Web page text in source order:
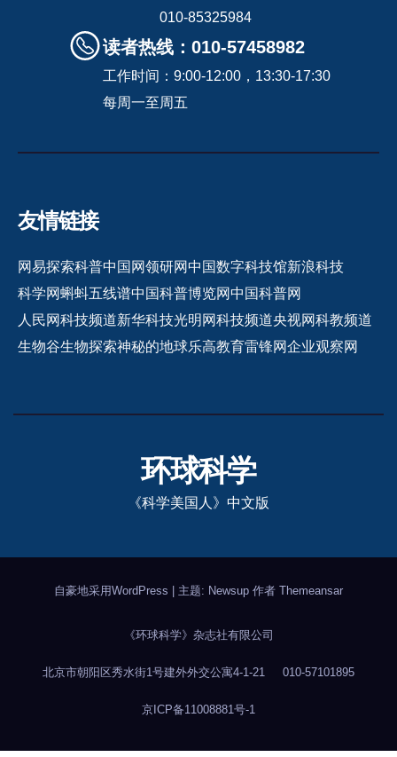
010-85325984
读者热线：010-57458982
工作时间：9:00-12:00，13:30-17:30
每周一至周五
友情链接
网易探索科普中国网领研网中国数字科技馆新浪科技
科学网蝌蚪五线谱中国科普博览网中国科普网
人民网科技频道新华科技光明网科技频道央视网科教频道
生物谷生物探索神秘的地球乐高教育雷锋网企业观察网
环球科学
《科学美国人》中文版
自豪地采用WordPress 主题: Newsup 作者 Themeansar
《环球科学》杂志社有限公司
北京市朝阳区秀水街1号建外外交公寓4-1-21 010-57101895
京ICP备11008881号-1